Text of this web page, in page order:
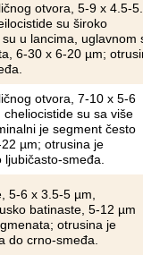
otvora, 5-9 x 4.5-
su široko
u lancima, uglavnom
6-30 x 6-20 µm;
otvora, 7-10 x 5-6
cheliocistide su sa više
je segment često
µm; otrusina je
smeđa.
5-6 x 3.5-5 µm,
batinaste, 5-12 µm
otrusina je
do crno-smeđa.